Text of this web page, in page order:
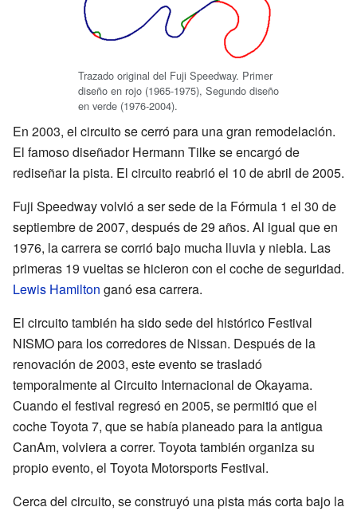
Trazado original del Fuji Speedway. Primer
diseño en rojo (1965-1975), Segundo diseño
en verde (1976-2004).
En 2003, el circuito se cerró para una gran remodelación.
El famoso diseñador Hermann Tilke se encargó de
rediseñar la pista. El circuito reabrió el 10 de abril de 2005.
Fuji Speedway volvió a ser sede de la Fórmula 1 el 30 de
septiembre de 2007, después de 29 años. Al igual que en
1976, la carrera se corrió bajo mucha lluvia y niebla. Las
primeras 19 vueltas se hicieron con el coche de seguridad.
Lewis Hamilton ganó esa carrera.
El circuito también ha sido sede del histórico Festival
NISMO para los corredores de Nissan. Después de la
renovación de 2003, este evento se trasladó
temporalmente al Circuito Internacional de Okayama.
Cuando el festival regresó en 2005, se permitió que el
coche Toyota 7, que se había planeado para la antigua
CanAm, volviera a correr. Toyota también organiza su
propio evento, el Toyota Motorsports Festival.
Cerca del circuito, se construyó una pista más corta bajo la